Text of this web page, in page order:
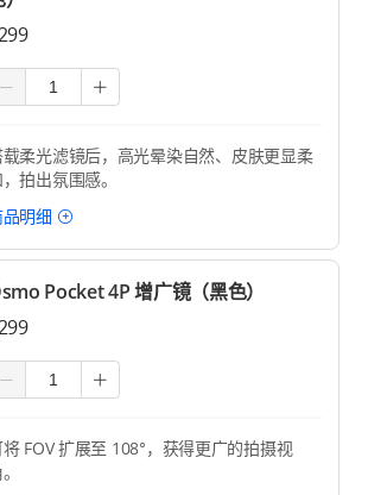
柔光滤镜后，高光晕染自然、皮肤更显柔
拍出氛围感。
明细
Pocket 4P 增广镜（黑色）
FOV 扩展至 108°，获得更广的拍摄视